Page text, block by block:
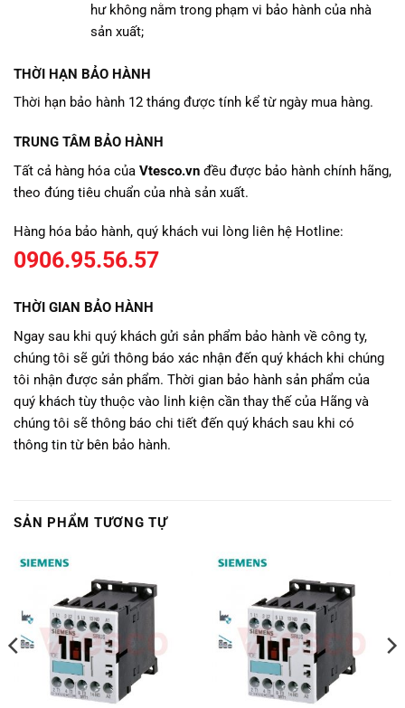
hư không nằm trong phạm vi bảo hành của nhà
sản xuất;
THỜI HẠN BẢO HÀNH
Thời hạn bảo hành 12 tháng được tính kể từ ngày mua hàng.
TRUNG TÂM BẢO HÀNH
Tất cả hàng hóa của Vtesco.vn đều được bảo hành chính hãng,
theo đúng tiêu chuẩn của nhà sản xuất.
Hàng hóa bảo hành, quý khách vui lòng liên hệ Hotline:
0906.95.56.57
THỜI GIAN BẢO HÀNH
Ngay sau khi quý khách gửi sản phẩm bảo hành về công ty,
chúng tôi sẽ gửi thông báo xác nhận đến quý khách khi chúng
tôi nhận được sản phẩm. Thời gian bảo hành sản phẩm của
quý khách tùy thuộc vào linh kiện cần thay thế của Hãng và
chúng tôi sẽ thông báo chi tiết đến quý khách sau khi có
thông tin từ bên bảo hành.
SẢN PHẨM TƯƠNG TỰ